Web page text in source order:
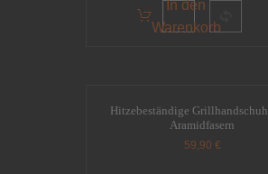
In den
Warenkorb
Hitzebeständige
Aramidfasern
59,90 €